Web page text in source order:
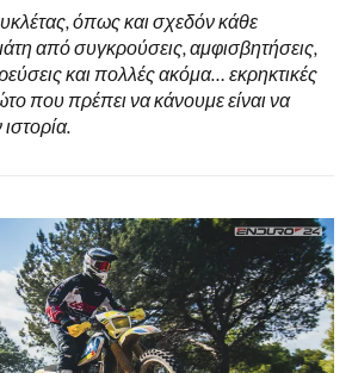
όπως και σχεδόν κάθε
από συγκρούσεις, αμφισβητήσεις,
και πολλές ακόμα… εκρηκτικές
που πρέπει να κάνουμε είναι να